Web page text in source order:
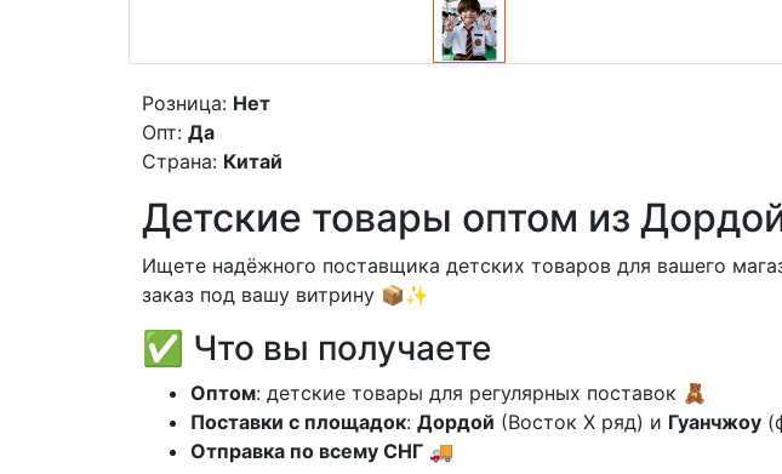
Розница: Нет
Опт: Да
Страна: Китай
Детские товары оптом из
Ищете надёжного поставщика детских товаров для вашего
заказ под вашу витрину 📦✨
✅ Что вы получаете
Оптом: детские товары для регулярных поставок 🧸
Поставки с площадок: Дордой (Восток X ряд) и Гуанчжоу
Отправка по всему СНГ 🚚